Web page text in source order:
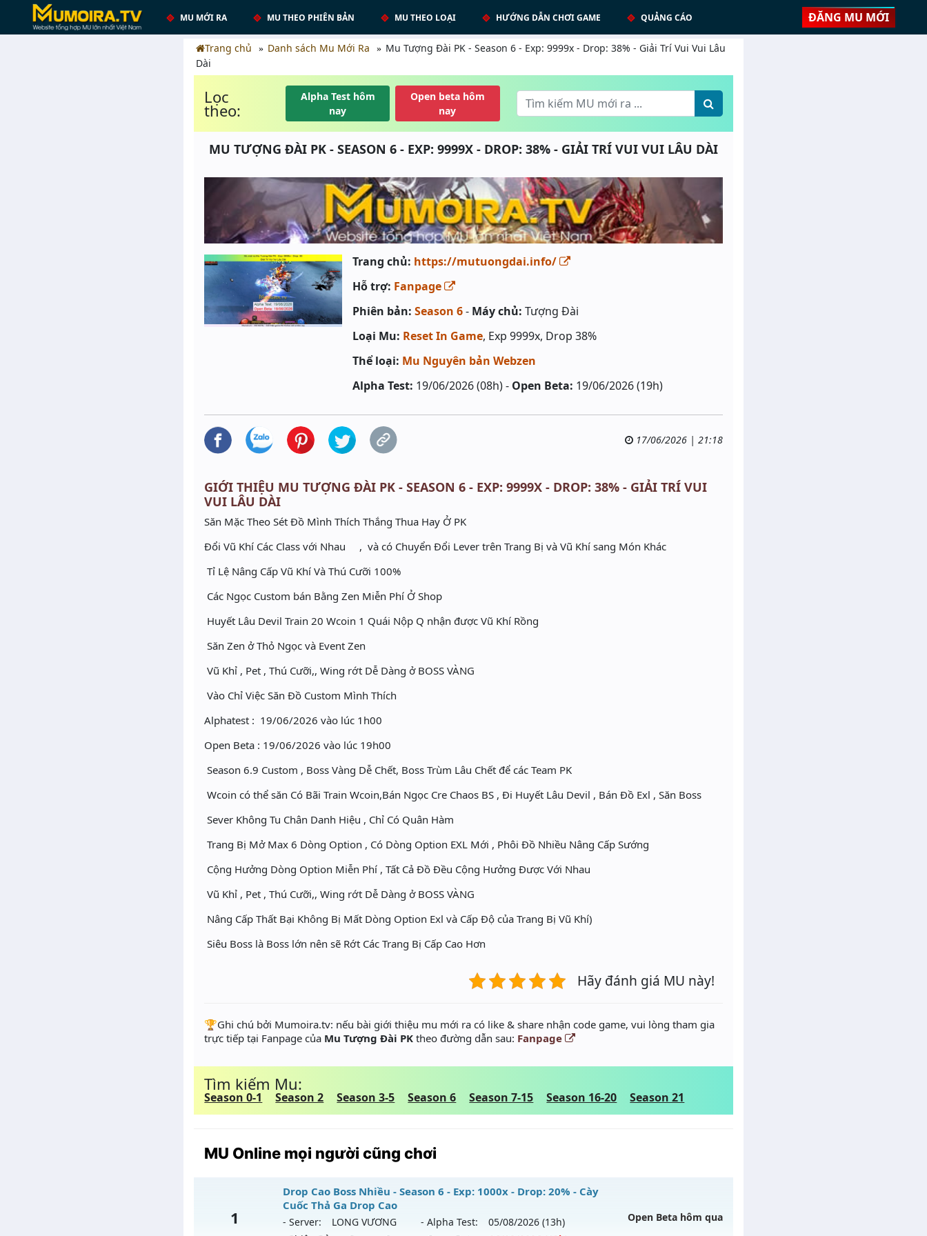
MU MỚI RA MU THEO PHIÊN BẢN MU THEO LOẠI HƯỚNG DẪN CHƠI GAME QUẢNG CÁO ĐĂNG MU MỚI
Trang chủ Danh sách Mu Mới Ra
Mu Tượng Đài PK - Season 6 - Exp: 9999x - Drop: 38% - Giải Trí Vui Vui Lâu
Dài
Lọc
theo:
Alpha Test hôm
nay
Open beta hôm
nay
MU TƯỢNG ĐÀI PK - SEASON 6 - EXP: 9999X - DROP: 38% - GIẢI TRÍ VUI VUI LÂU DÀI
Trang chủ: https://mutuongdai.info/
Hỗ trợ: Fanpage
Phiên bản: Season 6- Máy chủ: Tượng Đài
Loại Mu: Reset In Game, Exp 9999x, Drop 38%
Thể loại: Mu Nguyên bản Webzen
Alpha Test: 19/06/2026 (08h) - Open Beta: 19/06/2026 (19h)
17/06/2026 | 21:18
GIỚI THIỆU MU TƯỢNG ĐÀI PK - SEASON 6 - EXP: 9999X - DROP: 38% - GIẢI TRÍ VUI
VUI LÂU DÀI
Săn Mặc Theo Sét Đồ Mình Thích Thắng Thua Hay Ở PK
Đổi Vũ Khí Các Class với Nhau , và có Chuyển Đổi Lever trên Trang Bị và Vũ Khí sang Món Khác
Tỉ Lệ Nâng Cấp Vũ Khí Và Thú Cưỡi 100%
Các Ngọc Custom bán Bằng Zen Miễn Phí Ở Shop
Huyết Lâu Devil Train 20 Wcoin 1 Quái Nộp Q nhận được Vũ Khí Rồng
Săn Zen ở Thỏ Ngọc và Event Zen
Vũ Khỉ , Pet , Thú Cưỡi,, Wing rớt Dễ Dàng ở BOSS VÀNG
Vào Chỉ Việc Săn Đồ Custom Mình Thích
Alphatest : 19/06/2026 vào lúc 1h00
Open Beta : 19/06/2026 vào lúc 19h00
Season 6.9 Custom , Boss Vàng Dễ Chết, Boss Trùm Lâu Chết để các Team PK
Wcoin có thể săn Có Bãi Train Wcoin,Bán Ngọc Cre Chaos BS , Đi Huyết Lâu Devil , Bán Đồ Exl , Săn Boss
Sever Không Tu Chân Danh Hiệu , Chỉ Có Quân Hàm
Trang Bị Mở Max 6 Dòng Option , Có Dòng Option EXL Mới , Phôi Đồ Nhiều Nâng Cấp Sướng
Cộng Hưởng Dòng Option Miễn Phí , Tất Cả Đồ Đều Cộng Hưởng Được Với Nhau
Vũ Khỉ , Pet , Thú Cưỡi,, Wing rớt Dễ Dàng ở BOSS VÀNG
Nâng Cấp Thất Bại Không Bị Mất Dòng Option Exl và Cấp Độ của Trang Bị Vũ Khí)
Siêu Boss là Boss lớn nên sẽ Rớt Các Trang Bị Cấp Cao Hơn
Hãy đánh giá MU này!
️🏆Ghi chú bởi Mumoira.tv: nếu bài giới thiệu mu mới ra có like & share nhận code game, vui lòng tham gia
trực tiếp tại Fanpage của Mu Tượng Đài PK theo đường dẫn sau: Fanpage
Tìm kiếm Mu:
Season 0-1 Season 2 Season 3-5 Season 6 Season 7-15 Season 16-20 Season 21
MU Online mọi người cũng chơi
1
Drop Cao Boss Nhiều - Season 6 - Exp: 1000x - Drop: 20% - Cày
Cuốc Thả Ga Drop Cao
- Server: LONG VƯƠNG - Alpha Test: 05/08/2026 (13h)
Open Beta hôm qua